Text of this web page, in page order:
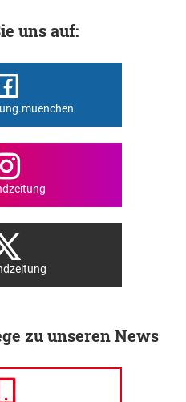
uns auf:
zu unseren News